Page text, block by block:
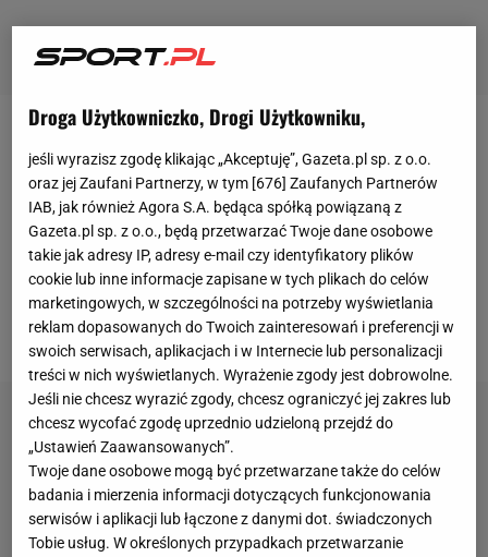
koncie jedynie dwie bramki, obie zdobyte przed
czteroma laty w RPA. Obrońca Sokratis
Papastathopoulos jest przekonany, że wmeczuz
Japonią poprawią swój dorobek. - Jutro
zdobędziemy bramki - przekonywał w środę gracz
Borussii Dortmund.
Droga Użytkowniczko, Drogi Użytkowniku,
jeśli wyrazisz zgodę klikając „Akceptuję”, Gazeta.pl sp. z o.o.
oraz jej Zaufani Partnerzy, w tym [676] Zaufanych Partnerów
IAB, jak również Agora S.A. będąca spółką powiązaną z
Gazeta.pl sp. z o.o., będą przetwarzać Twoje dane osobowe
takie jak adresy IP, adresy e-mail czy identyfikatory plików
cookie lub inne informacje zapisane w tych plikach do celów
marketingowych, w szczególności na potrzeby wyświetlania
reklam dopasowanych do Twoich zainteresowań i preferencji w
swoich serwisach, aplikacjach i w Internecie lub personalizacji
treści w nich wyświetlanych. Wyrażenie zgody jest dobrowolne.
Jeśli nie chcesz wyrazić zgody, chcesz ograniczyć jej zakres lub
chcesz wycofać zgodę uprzednio udzieloną przejdź do
„Ustawień Zaawansowanych”.
Twoje dane osobowe mogą być przetwarzane także do celów
badania i mierzenia informacji dotyczących funkcjonowania
serwisów i aplikacji lub łączone z danymi dot. świadczonych
Tobie usług. W określonych przypadkach przetwarzanie